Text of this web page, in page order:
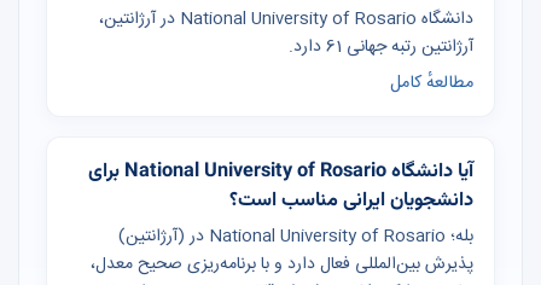
دانشگاه National University of Rosario در آرژانتین،
آرژانتین رتبه جهانی 61 دارد.
مطالعهٔ کامل
آیا دانشگاه National University of Rosario برای
دانشجویان ایرانی مناسب است؟
بله؛ National University of Rosario در (آرژانتین)
پذیرش بین‌المللی فعال دارد و با برنامه‌ریزی صحیح معدل،